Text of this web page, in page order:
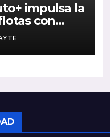
impulsa la
con
eléctricos